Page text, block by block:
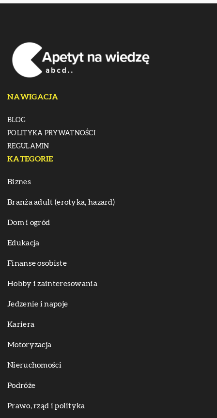
NAWIGACJA
BLOG
POLITYKA PRYWATNOŚCI
REGULAMIN
KATEGORIE
Biznes
Branża adult (erotyka, hazard)
Dom i ogród
Edukacja
Finanse osobiste
Hobby i zainteresowania
Jedzenie i napoje
Kariera
Motoryzacja
Nieruchomości
Podróże
Prawo, rząd i polityka